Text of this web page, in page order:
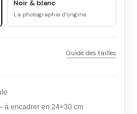
Noir & blanc
La photographie d’origine
Guide des tailles
à encadrer en 24×30 cm